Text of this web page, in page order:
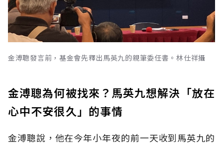
金溥聰發言前，基金會先釋出馬英九的親筆委任書。林仕祥攝
金溥聰為何被找來？馬英九想解決「放在
心中不安很久」的事情
金溥聰說，他在今年小年夜的前一天收到馬英九的